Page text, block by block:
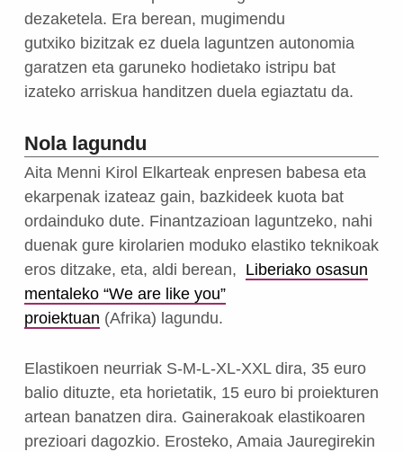
dezaketela. Era berean, mugimendu
gutxiko bizitzak ez duela laguntzen autonomia
garatzen eta garuneko hodietako istripu bat
izateko arriskua handitzen duela egiaztatu da.
Nola lagundu
Aita Menni Kirol Elkarteak enpresen babesa eta
ekarpenak izateaz gain, bazkideek kuota bat
ordainduko dute. Finantzazioan laguntzeko, nahi
duenak gure kirolarien moduko elastiko teknikoak
eros ditzake, eta, aldi berean, Liberiako osasun
mentaleko “We are like you”
proiektuan (Afrika) lagundu.
Elastikoen neurriak S-M-L-XL-XXL dira, 35 euro
balio dituzte, eta horietatik, 15 euro bi proiekturen
artean banatzen dira. Gainerakoak elastikoaren
prezioari dagozkio. Erosteko, Amaia Jauregirekin